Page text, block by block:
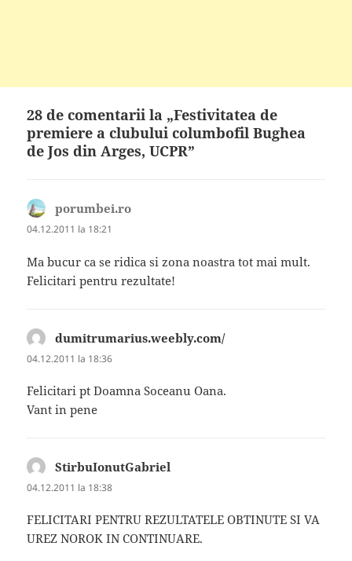
28 de comentarii la „Festivitatea de
premiere a clubului columbofil Bughea
de Jos din Arges, UCPR”
porumbei.ro
04.12.2011 la 18:21
Ma bucur ca se ridica si zona noastra tot mai mult.
Felicitari pentru rezultate!
dumitrumarius.weebly.com/spune:
04.12.2011 la 18:36
Felicitari pt Doamna Soceanu Oana.
Vant in pene
StirbuIonutGabriel
04.12.2011 la 18:38
FELICITARI PENTRU REZULTATELE OBTINUTE SI VA
UREZ NOROK IN CONTINUARE.